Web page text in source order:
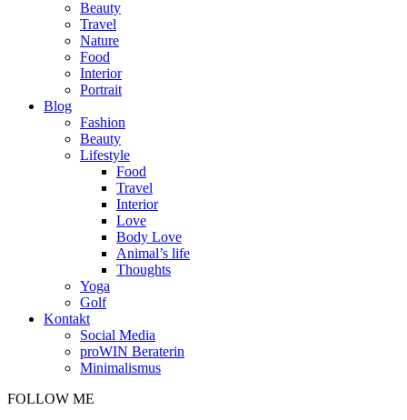
Beauty
Travel
Nature
Food
Interior
Portrait
Blog
Fashion
Beauty
Lifestyle
Food
Travel
Interior
Love
Body Love
Animal’s life
Thoughts
Yoga
Golf
Kontakt
Social Media
proWIN Beraterin
Minimalismus
FOLLOW ME